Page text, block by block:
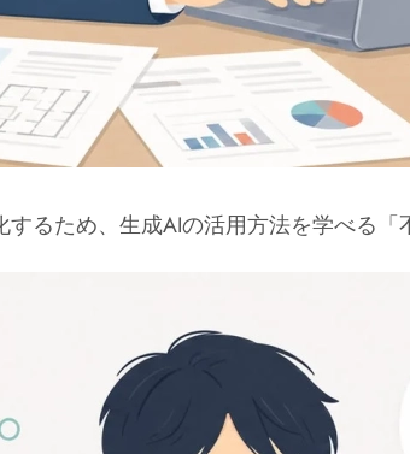
るため、生成AIの活用方法を学べる